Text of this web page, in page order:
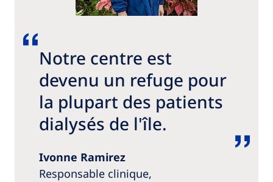
Notre centre est
devenu un refuge pour
la plupart des patients
dialysés de l'île.
Ivonne Ramirez
Responsable clinique,